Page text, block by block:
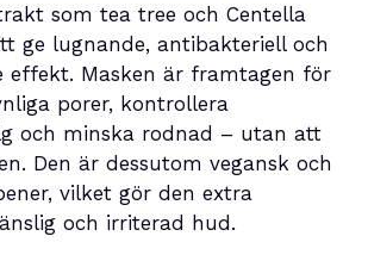
som tea tree och Centella
ge lugnande, antibakteriell och
effekt. Masken är framtagen för
porer, kontrollera
och minska rodnad – utan att
Den är dessutom vegansk och
vilket gör den extra
och irriterad hud.